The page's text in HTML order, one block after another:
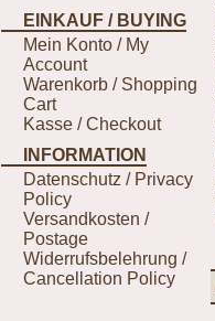
EINKAUF / BUYING
Mein Konto / My
Account
Warenkorb / Shopping
Cart
Kasse / Checkout
INFORMATION
Datenschutz / Privacy
Policy
Versandkosten /
Postage
Widerrufsbelehrung /
Cancellation Policy